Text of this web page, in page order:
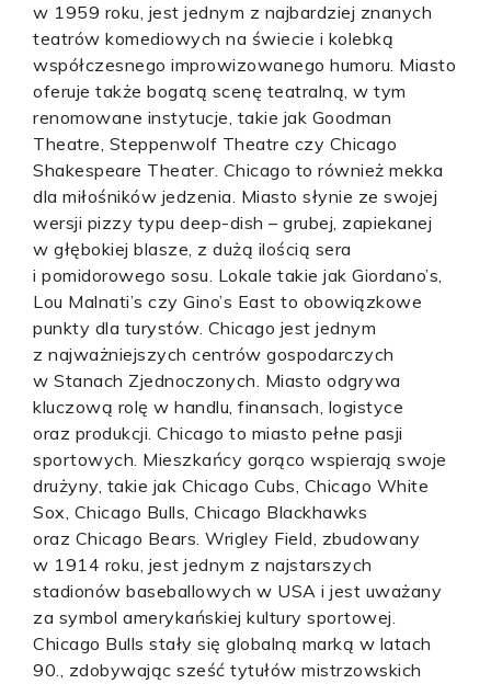
w 1959 roku, jest jednym z najbardziej znanych
teatrów komediowych na świecie i kolebką
współczesnego improwizowanego humoru. Miasto
oferuje także bogatą scenę teatralną, w tym
renomowane instytucje, takie jak Goodman
Theatre, Steppenwolf Theatre czy Chicago
Shakespeare Theater. Chicago to również mekka
dla miłośników jedzenia. Miasto słynie ze swojej
wersji pizzy typu deep-dish – grubej, zapiekanej
w głębokiej blasze, z dużą ilością sera
i pomidorowego sosu. Lokale takie jak Giordano’s,
Lou Malnati’s czy Gino’s East to obowiązkowe
punkty dla turystów. Chicago jest jednym
z najważniejszych centrów gospodarczych
w Stanach Zjednoczonych. Miasto odgrywa
kluczową rolę w handlu, finansach, logistyce
oraz produkcji. Chicago to miasto pełne pasji
sportowych. Mieszkańcy gorąco wspierają swoje
drużyny, takie jak Chicago Cubs, Chicago White
Sox, Chicago Bulls, Chicago Blackhawks
oraz Chicago Bears. Wrigley Field, zbudowany
w 1914 roku, jest jednym z najstarszych
stadionów baseballowych w USA i jest uważany
za symbol amerykańskiej kultury sportowej.
Chicago Bulls stały się globalną marką w latach
90., zdobywając sześć tytułów mistrzowskich